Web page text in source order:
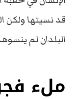
قد نسيتها
البلدان لم
ملء